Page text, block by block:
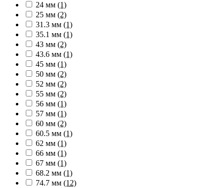
24 мм (1)
25 мм (2)
31.3 мм (1)
35.1 мм (1)
43 мм (2)
43.6 мм (1)
45 мм (1)
50 мм (2)
52 мм (2)
55 мм (2)
56 мм (1)
57 мм (1)
60 мм (2)
60.5 мм (1)
62 мм (1)
66 мм (1)
67 мм (1)
68.2 мм (1)
74.7 мм (12)